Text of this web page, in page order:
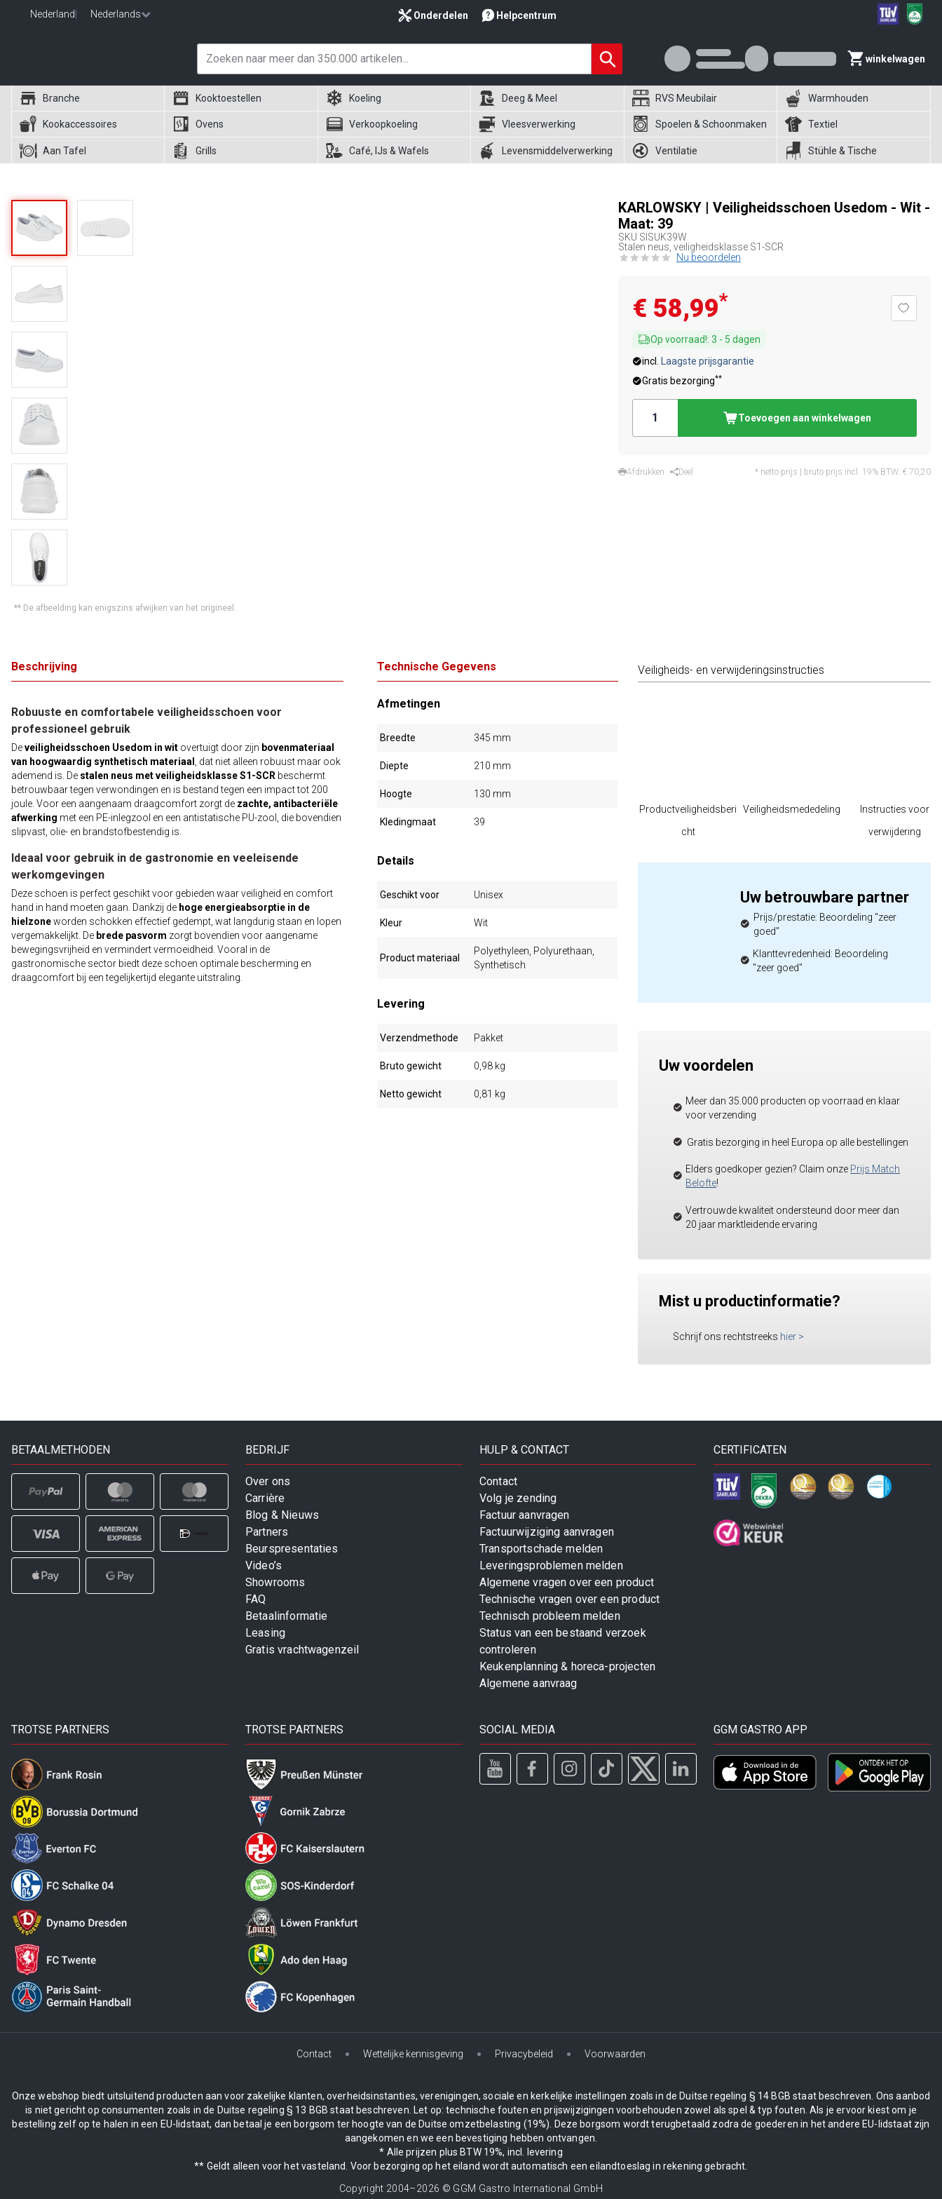
Nederland Nederlands Onderdelen Helpcentrum
winkelwagen
Branche Kooktoestellen Koeling Deeg & Meel RVS Meubilair Warmhouden
Kookaccessoires Ovens Verkoopkoeling Vleesverwerking Spoelen & Schoonmaken Textiel
Aan Tafel Grills Café, IJs & Wafels Levensmiddelverwerking Ventilatie Stühle & Tische
** De afbeelding kan enigszins afwijken van het origineel.
KARLOWSKY | Veiligheidsschoen Usedom - Wit -
Maat: 39
SKU SISUK39W
Stalen neus, veiligheidsklasse S1-SCR
Nu beoordelen
€ 58,99*
Op voorraad!: 3 - 5 dagen
incl.
Laagste prijsgarantie
Gratis bezorging**
Toevoegen aan winkelwagen
Afdrukken Deel * netto prijs | bruto prijs incl. 19% BTW: € 70,20
Beschrijving
Robuuste en comfortabele veiligheidsschoen voor
professioneel gebruik
Deveiligheidsschoen Usedom in wit overtuigt door zijn bovenmateriaal
van hoogwaardig synthetisch materiaal
, dat niet alleen robuust maar ook
ademend is. De stalen neus met veiligheidsklasse S1-SCR beschermt
betrouwbaar tegen verwondingen en is bestand tegen een impact tot 200
joule. Voor een aangenaam draagcomfort zorgt de zachte, antibacteriële
afwerking met een PE-inlegzool en een antistatische PU-zool, die bovendien
slipvast, olie- en brandstofbestendig is.
Ideaal voor gebruik in de gastronomie en veeleisende
werkomgevingen
Deze schoen is perfect geschikt voor gebieden waar veiligheid en comfort
hand in hand moeten gaan. Dankzij de hoge energieabsorptie in de
hielzoneworden schokken effectief gedempt, wat langdurig staan en lopen
vergemakkelijkt. De brede pasvorm zorgt bovendien voor aangename
bewegingsvrijheid en vermindert vermoeidheid. Vooral in de
gastronomische sector biedt deze schoen optimale bescherming en
draagcomfort bij een tegelijkertijd elegante uitstraling.
Technische Gegevens
Afmetingen
Breedte 345 mm
Diepte 210 mm
Hoogte 130 mm
Kledingmaat 39
Details
Geschikt voor Unisex
Kleur Wit
Product materiaal
Polyethyleen, Polyurethaan,
Synthetisch
Levering
Verzendmethode Pakket
Bruto gewicht 0,98 kg
Netto gewicht 0,81 kg
Veiligheids- en verwijderingsinstructies
Productveiligheidsberi
cht
Veiligheidsmededeling
Instructies voor
verwijdering
Uw betrouwbare partner
Prijs/prestatie: Beoordeling "zeer
goed"
Klanttevredenheid: Beoordeling
"zeer goed"
Uw voordelen
Meer dan 35.000 producten op voorraad en klaar
voor verzending
Gratis bezorging in heel Europa op alle bestellingen
Elders goedkoper gezien? Claim onze Prijs Match
Belofte!
Vertrouwde kwaliteit ondersteund door meer dan
20 jaar marktleidende ervaring
Mist u productinformatie?
Schrijf ons rechtstreeks hier >
BETAALMETHODEN BEDRIJF
Over ons
Carrière
Blog & Nieuws
Partners
Beurspresentaties
Video’s
Showrooms
FAQ
Betaalinformatie
Leasing
Gratis vrachtwagenzeil
HULP & CONTACT
Contact
Volg je zending
Factuur aanvragen
Factuurwijziging aanvragen
Transportschade melden
Leveringsproblemen melden
Algemene vragen over een product
Technische vragen over een product
Technisch probleem melden
Status van een bestaand verzoek
controleren
Keukenplanning & horeca-projecten
Algemene aanvraag
CERTIFICATEN
TROTSE PARTNERS TROTSE PARTNERS SOCIAL MEDIA GGM GASTRO APP
Contact Wettelijke kennisgeving Privacybeleid Voorwaarden
Onze webshop biedt uitsluitend producten aan voor zakelijke klanten, overheidsinstanties, verenigingen, sociale en kerkelijke instellingen zoals in de Duitse regeling § 14 BGB staat beschreven. Ons aanbod
is niet gericht op consumenten zoals in de Duitse regeling § 13 BGB staat beschreven. Let op: technische fouten en prijswijzigingen voorbehouden zowel als spel & typ fouten. Als je ervoor kiest om je
bestelling zelf op te halen in een EU-lidstaat, dan betaal je een borgsom ter hoogte van de Duitse omzetbelasting (19%). Deze borgsom wordt terugbetaald zodra de goederen in het andere EU-lidstaat zijn
aangekomen en we een bevestiging hebben ontvangen.
* Alle prijzen plus BTW 19%, incl. levering
** Geldt alleen voor het vasteland. Voor bezorging op het eiland wordt automatisch een eilandtoeslag in rekening gebracht.
Copyright 2004–2026 © GGM Gastro International GmbH